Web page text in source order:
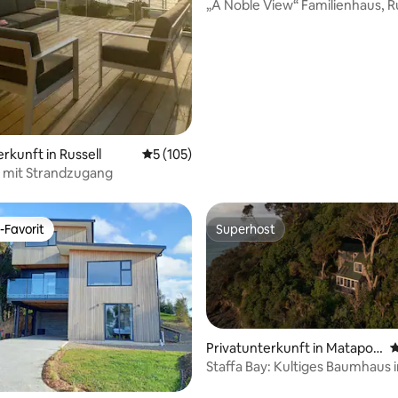
in Russell Durchschnittliche Bewertung: 5 von 5,
5 (105)
Strandzugang
„A Noble View“ Familienhaus,
Gäste-Favorit.
Favorit Superhost
Superhost
Privatunterkunft in Matapou
ri
Staffa Bay: Kultiges Baumhaus